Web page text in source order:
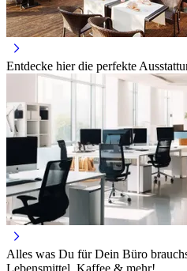
Entdecke hier die perfekte
Alles was Du für Dein Büro
Lebensmittel, Kaffee & mehr!